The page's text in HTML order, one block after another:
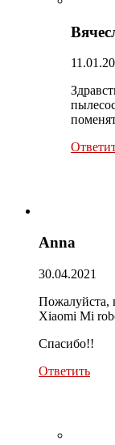
Anna
30.04.2021
Пожалуйста,
Xiaomi Mi
Спасибо!!
Ответить